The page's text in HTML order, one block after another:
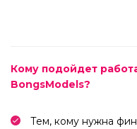
Кому подойдет
BongsModels?
Тем, кому нужна